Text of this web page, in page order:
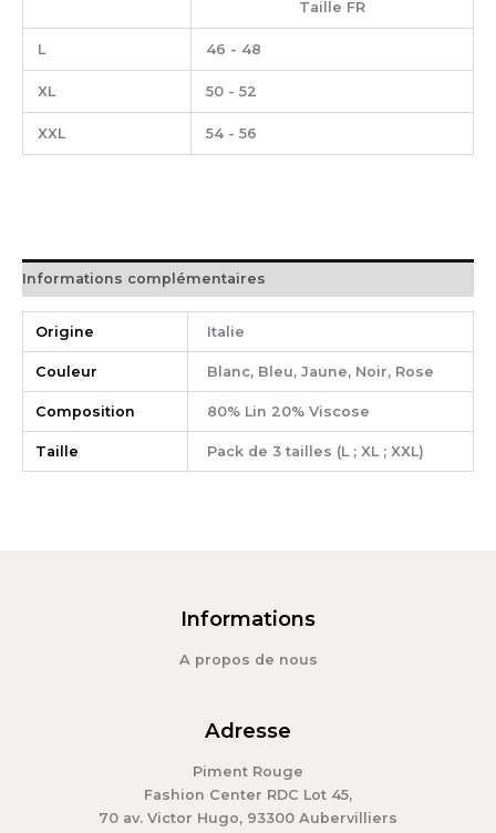
Taille FR
L 46 - 48
XL 50 - 52
XXL 54 - 56
Informations complémentaires
Origine Italie
Couleur Blanc, Bleu, Jaune, Noir, Rose
Composition 80% Lin 20% Viscose
Taille Pack de 3 tailles (L ; XL ; XXL)
Informations
A propos de nous
Adresse
Piment Rouge
Fashion Center RDC Lot 45,
70 av. Victor Hugo, 93300 Aubervilliers